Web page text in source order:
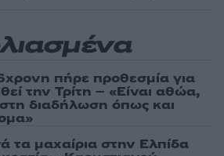
πήρε προθεσμία για
την Τρίτη – «Είναι αθώα,
διαδήλωση όπως και
τα μαχαίρια στην Ελπίδα